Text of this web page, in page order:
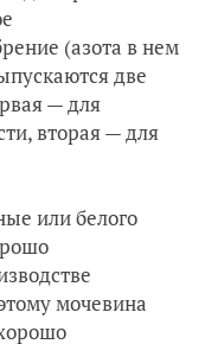
(азота в нем
две
— для
вторая — для
или белого
мочевина